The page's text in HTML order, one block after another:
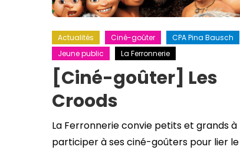
Actualités Ciné-goûter
CPA Pina Bausch
Jeune public
La Ferronnerie
[Ciné-goûter] Les
Croods
La Ferronnerie convie petits et grands à
participer à ses ciné-goûters pour lier le